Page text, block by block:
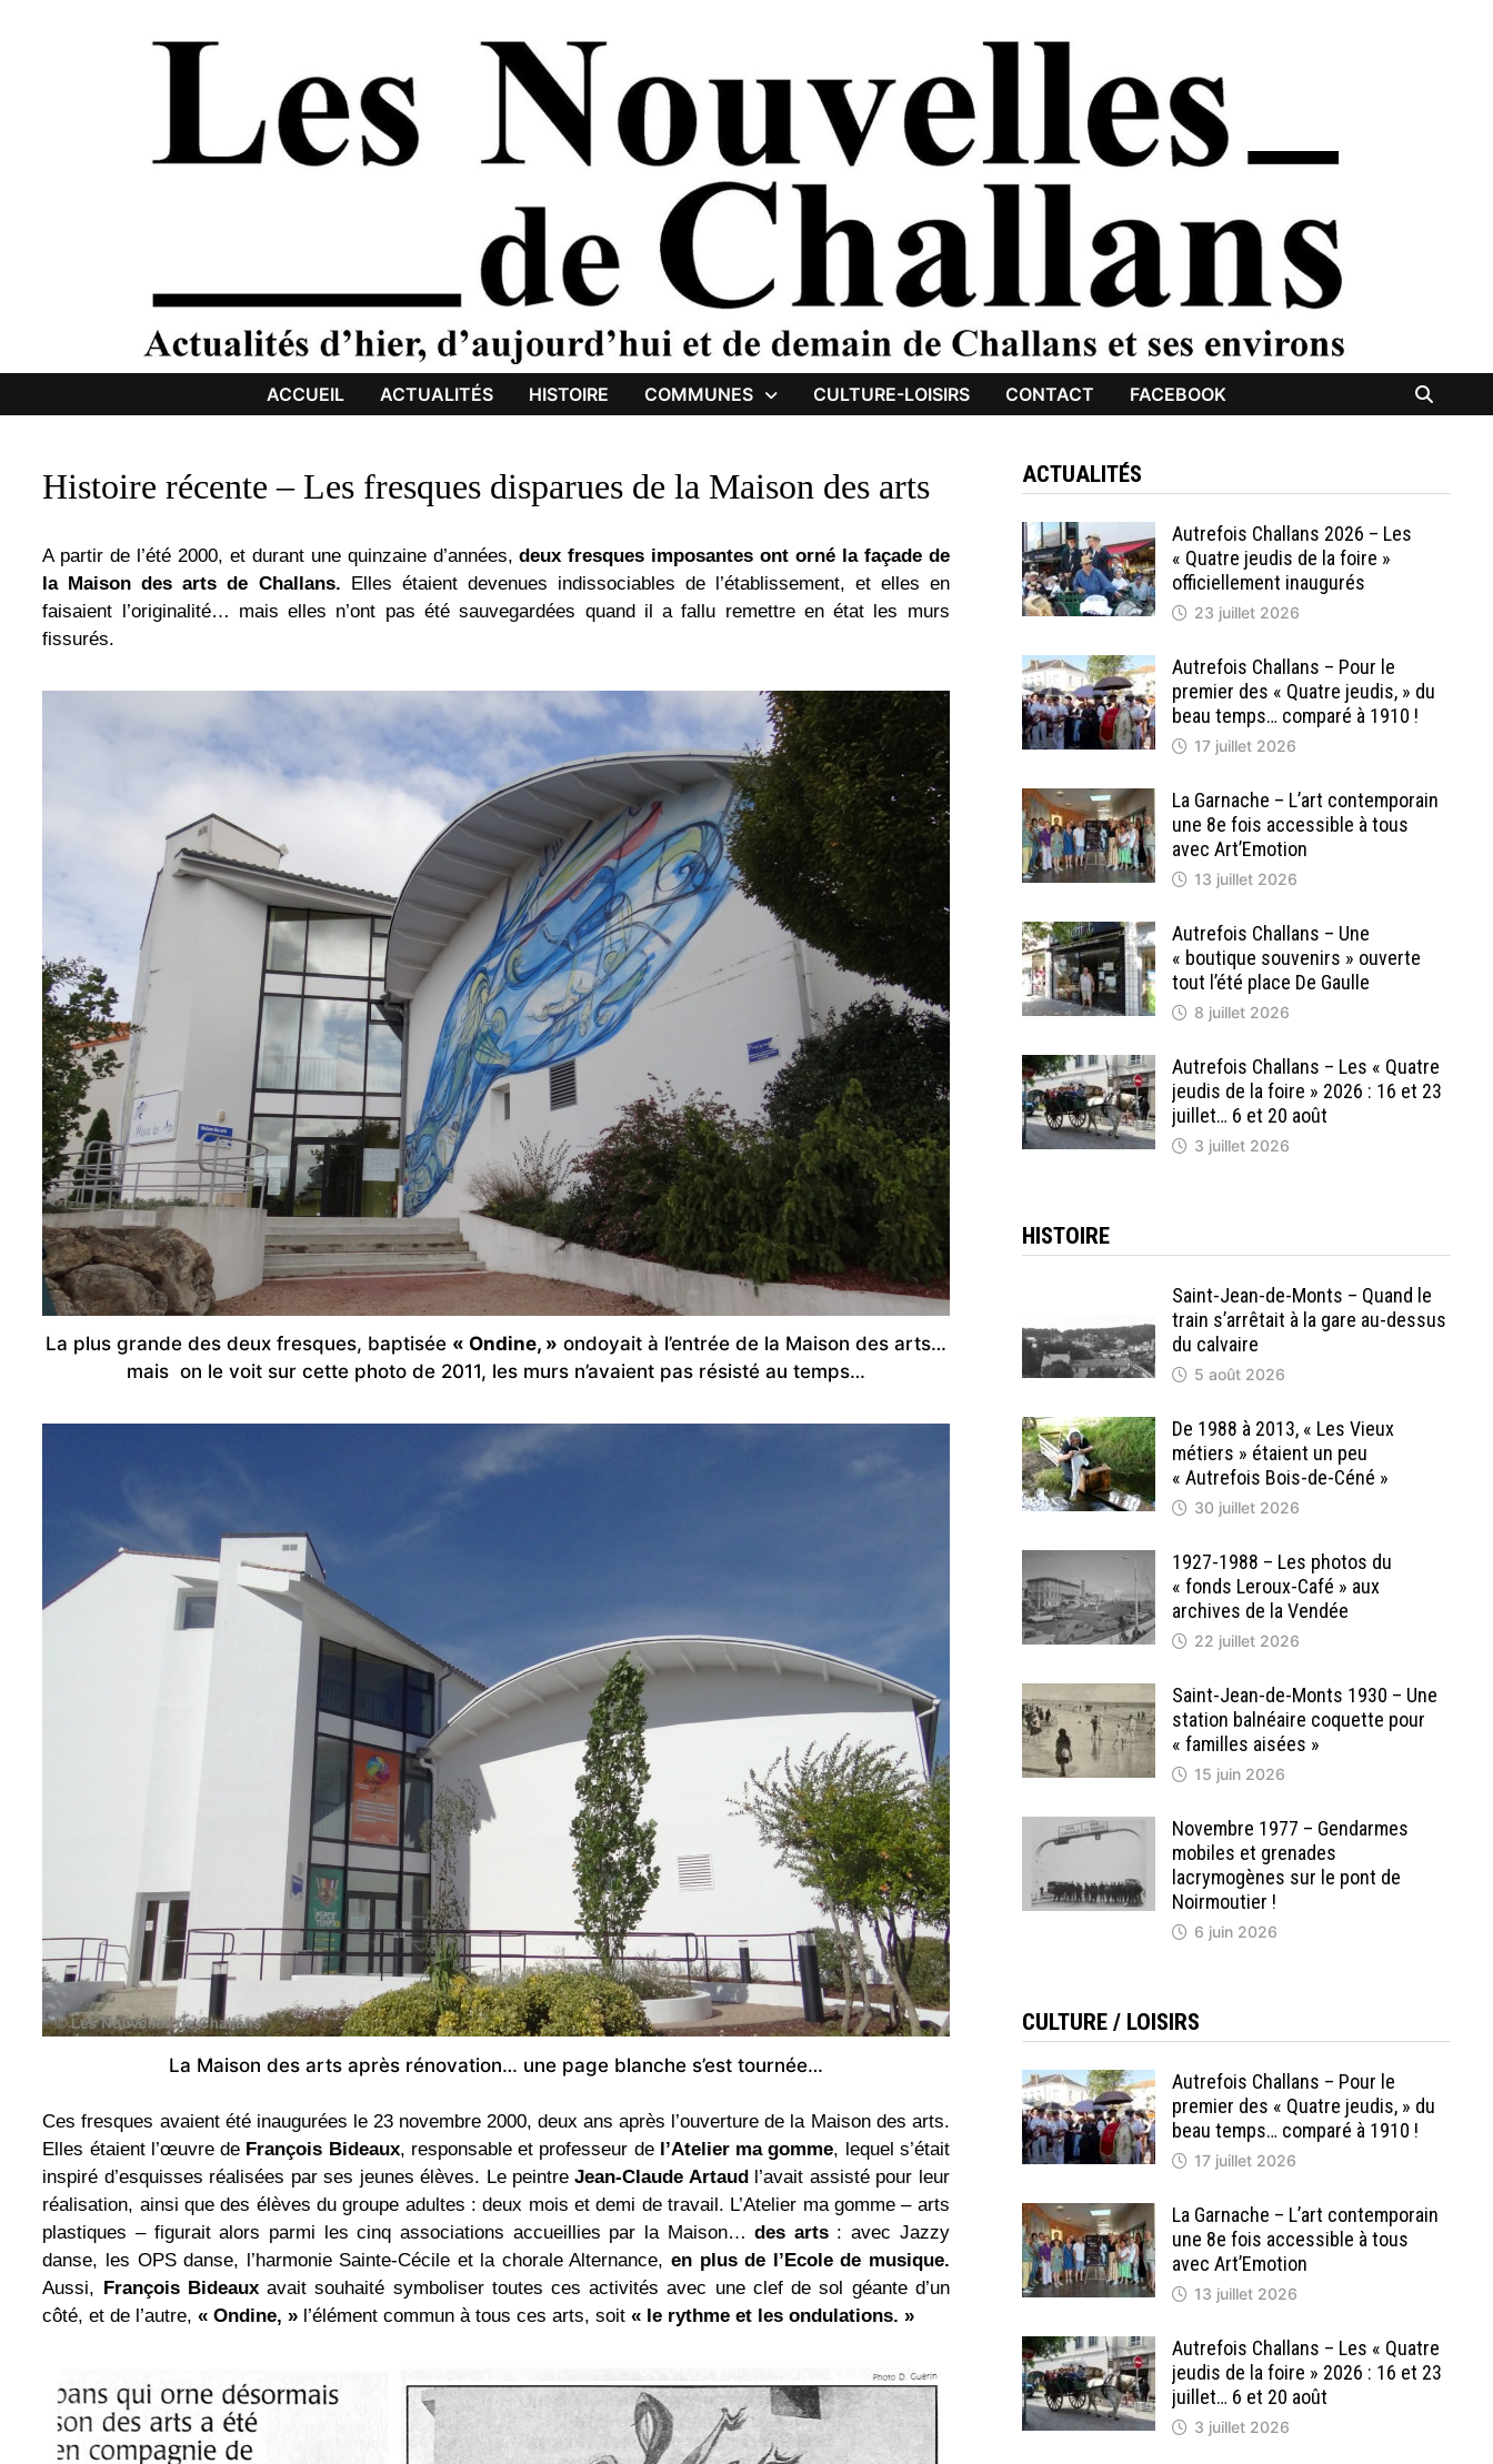
ACCUEIL ACTUALITÉS HISTOIRE COMMUNES CULTURE-LOISIRS CONTACT FACEBOOK
Histoire récente – Les fresques disparues de la Maison des arts
A partir de l’été 2000, et durant une quinzaine d’années,deux fresques imposantes ont orné la façade de
la Maison des arts de Challans. Elles étaient devenues indissociables de l’établissement, et elles en
faisaient l’originalité… mais elles n’ont pas été sauvegardées quand il a fallu remettre en état les murs
fissurés.
La plus grande des deux fresques, baptisée « Ondine, » ondoyait à l’entrée de la Maison des arts…
mais on le voit sur cette photo de 2011, les murs n’avaient pas résisté au temps…
La Maison des arts après rénovation… une page blanche s’est tournée…
Ces fresques avaient été inaugurées le 23 novembre 2000, deux ans après l’ouverture de la Maison des arts.
Elles étaient l’œuvre de François Bideaux, responsable et professeur de l’Atelier ma gomme, lequel s’était
inspiré d’esquisses réalisées par ses jeunes élèves. Le peintreJean-Claude Artaud
l’avait assisté pour leur
réalisation, ainsi que des élèves du groupe adultes : deux mois et demi de travail. L’Atelier ma gomme – arts
plastiques – figurait alors parmi les cinq associations accueillies par la Maison…des arts: avec Jazzy
danse, les OPS danse, l’harmonie Sainte-Cécile et la chorale Alternance, en plus de l’Ecole de musique.
Aussi,
François Bideauxavait souhaité symboliser toutes ces activités avec une clef de sol géante d’un
côté, et de l’autre,« Ondine, » l’élément commun à tous ces arts, soit« le rythme et les ondulations. »
ACTUALITÉS
Autrefois Challans 2026 – Les
« Quatre jeudis de la foire »
officiellement inaugurés
23 juillet 2026
Autrefois Challans – Pour le
premier des « Quatre jeudis, » du
beau temps… comparé à 1910 !
17 juillet 2026
La Garnache – L’art contemporain
une 8e fois accessible à tous
avec Art’Emotion
13 juillet 2026
Autrefois Challans – Une
« boutique souvenirs » ouverte
tout l’été place De Gaulle
8 juillet 2026
Autrefois Challans – Les « Quatre
jeudis de la foire » 2026 : 16 et 23
juillet… 6 et 20 août
3 juillet 2026
HISTOIRE
Saint-Jean-de-Monts – Quand le
train s’arrêtait à la gare au-dessus
du calvaire
5 août 2026
De 1988 à 2013, « Les Vieux
métiers » étaient un peu
« Autrefois Bois-de-Céné »
30 juillet 2026
1927-1988 – Les photos du
« fonds Leroux-Café » aux
archives de la Vendée
22 juillet 2026
Saint-Jean-de-Monts 1930 – Une
station balnéaire coquette pour
« familles aisées »
15 juin 2026
Novembre 1977 – Gendarmes
mobiles et grenades
lacrymogènes sur le pont de
Noirmoutier !
6 juin 2026
CULTURE / LOISIRS
Autrefois Challans – Pour le
premier des « Quatre jeudis, » du
beau temps… comparé à 1910 !
17 juillet 2026
La Garnache – L’art contemporain
une 8e fois accessible à tous
avec Art’Emotion
13 juillet 2026
Autrefois Challans – Les « Quatre
jeudis de la foire » 2026 : 16 et 23
juillet… 6 et 20 août
3 juillet 2026